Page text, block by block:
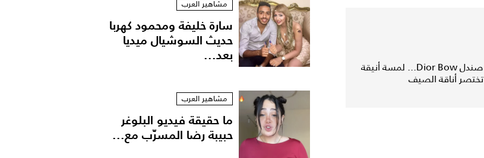
صندل Dior Bow... لمسة أنيقة
تختصر أناقة الصيف
مشاهير العرب
سارة خليفة ومحمود كهربا
حديث السوشيال ميديا
بعد...
مشاهير العرب
ما حقيقة فيديو البلوغر
حبيبة رضا المسرّب مع...